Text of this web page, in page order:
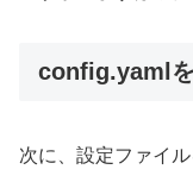
config.yaml
次に、設定ファイル